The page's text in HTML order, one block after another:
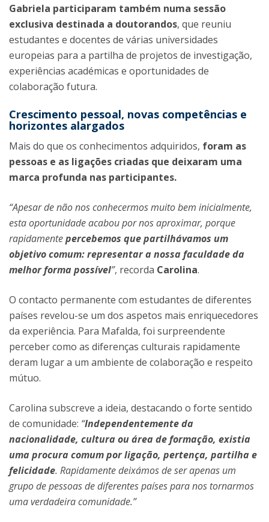
Gabriela participaram também numa sessão
exclusiva destinada a doutorandos, que reuniu
estudantes e docentes de várias universidades
europeias para a partilha de projetos de investigação,
experiências académicas e oportunidades de
colaboração futura.
Crescimento pessoal, novas competências e
horizontes alargados
Mais do que os conhecimentos adquiridos, foram as
pessoas e as ligações criadas que deixaram uma
marca profunda nas participantes.
“Apesar de não nos conhecermos muito bem inicialmente,
esta oportunidade acabou por nos aproximar, porque
rapidamentepercebemos que partilhávamos um
objetivo comum: representar a nossa faculdade da
melhor forma possível”, recorda Carolina.
O contacto permanente com estudantes de diferentes
países revelou-se um dos aspetos mais enriquecedores
da experiência. Para Mafalda, foi surpreendente
perceber como as diferenças culturais rapidamente
deram lugar a um ambiente de colaboração e respeito
mútuo.
Carolina subscreve a ideia, destacando o forte sentido
de comunidade: “Independentemente da
nacionalidade, cultura ou área de formação, existia
uma procura comum por ligação, pertença, partilha e
felicidade. Rapidamente deixámos de ser apenas um
grupo de pessoas de diferentes países para nos tornarmos
uma verdadeira comunidade.”